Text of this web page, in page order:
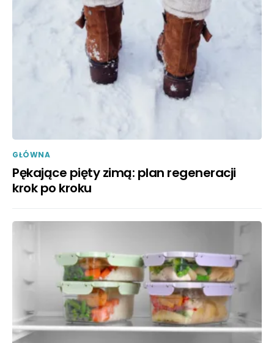
GŁÓWNA
Pękające pięty zimą: plan regeneracji
krok po kroku